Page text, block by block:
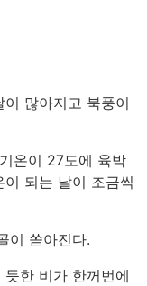
많아지고 북풍이
온이 27도에 육박
되는 날이 조금씩
이 쏟아진다.
한 비가 한꺼번에